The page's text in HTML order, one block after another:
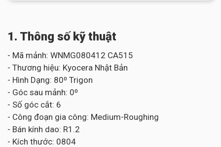
1. Thông số kỹ thuật
- Mã mảnh: WNMG080412 CA515
- Thương hiệu: Kyocera Nhật Bản
- Hình Dạng: 80⁰ Trigon
- Góc sau mảnh: 0⁰
- Số góc cắt: 6
- Công đoạn gia công: Medium-Roughing
- Bán kính dao: R1.2
- Kích thước: 0804